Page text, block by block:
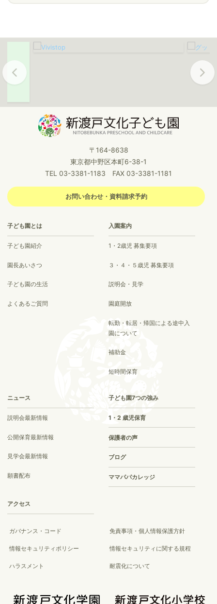
Previous Next
〒164-8638
東京都中野区本町6-38-1
TEL 03-3381-1183 FAX 03-3381-1181
お問い合わせ・資料請求予約
子ども園とは
子ども園紹介
園長あいさつ
子ども園の生活
よくあるご質問
入園案内
1・2歳児 募集要項
３・４・５歳児 募集要項
説明会・見学
園庭開放
転勤・転居・帰国による途中入
園について
補助金
短時間保育
ニュース
説明会最新情報
公開保育最新情報
見学会最新情報
願書配布
子ども園7つの強み
1・2 歳児保育
保護者の声
ブログ
ママパパカレッジ
アクセス
ガバナンス・コード 免責事項・個人情報保護方針
情報セキュリティポリシー 情報セキュリティに関する規程
ハラスメント 耐震化について